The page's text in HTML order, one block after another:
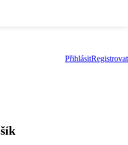
PřihlásitRegistrovat